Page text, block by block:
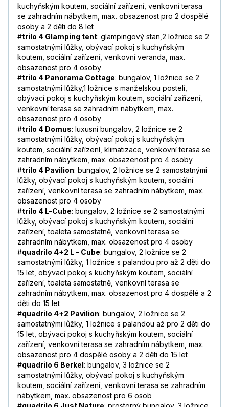
kuchyňským koutem, sociální zařízení, venkovní terasa
se zahradním nábytkem, max. obsazenost pro 2 dospělé
osoby a 2 děti do 8 let
#trilo 4 Glamping tent: glampingový stan,2 ložnice se 2
samostatnými lůžky, obývací pokoj s kuchyňským
koutem, sociální zařízení, venkovní veranda, max.
obsazenost pro 4 osoby
#trilo 4 Panorama Cottage: bungalov, 1 ložnice se 2
samostatnými lůžky,1 ložnice s manželskou postelí,
obývací pokoj s kuchyňským koutem, sociální zařízení,
venkovní terasa se zahradním nábytkem, max.
obsazenost pro 4 osoby
#trilo 4 Domus: luxusní bungalov, 2 ložnice se 2
samostatnými lůžky, obývací pokoj s kuchyňským
koutem, sociální zařízení, klimatizace, venkovní terasa se
zahradním nábytkem, max. obsazenost pro 4 osoby
#trilo 4 Pavilion: bungalov, 2 ložnice se 2 samostatnými
lůžky, obývací pokoj s kuchyňským koutem, sociální
zařízení, venkovní terasa se zahradním nábytkem, max.
obsazenost pro 4 osoby
#trilo 4 L-Cube: bungalov, 2 ložnice se 2 samostatnými
lůžky, obývací pokoj s kuchyňským koutem, sociální
zařízení, toaleta samostatně, venkovní terasa se
zahradním nábytkem, max. obsazenost pro 4 osoby
#quadrilo 4+2 L - Cube: bungalov, 2 ložnice se 2
samostatnými lůžky, 1 ložnice s palandou pro až 2 děti do
15 let, obývací pokoj s kuchyňským koutem, sociální
zařízení, toaleta samostatně, venkovní terasa se
zahradním nábytkem, max. obsazenost pro 4 dospělé a 2
děti do 15 let
#quadrilo 4+2 Pavilion: bungalov, 2 ložnice se 2
samostatnými lůžky, 1 ložnice s palandou až pro 2 děti do
15 let, obývací pokoj s kuchyňským koutem, sociální
zařízení, venkovní terasa se zahradním nábytkem, max.
obsazenost pro 4 dospělé osoby a 2 děti do 15 let
#quadrilo 6 Berkel: bungalov, 3 ložnice se 2
samostatnými lůžky, obývací pokoj s kuchyňským
koutem, sociální zařízení, venkovní terasa se zahradním
nábytkem, max. obsazenost pro 6 osob